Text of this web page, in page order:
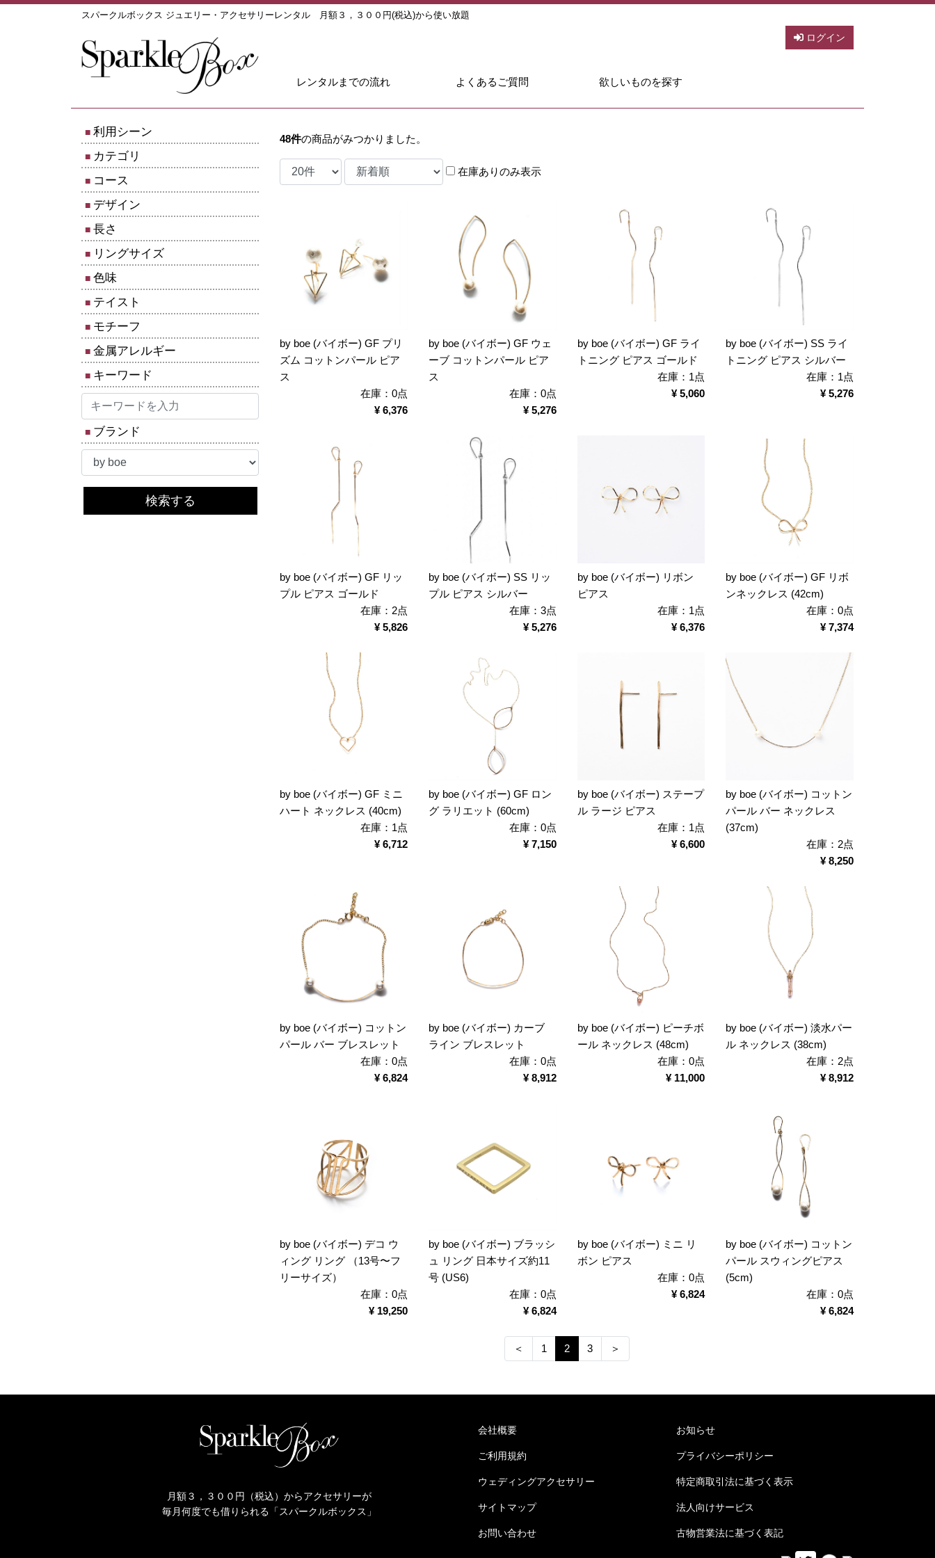
スパークルボックス ジュエリー・アクセサリーレンタル 月額３，３００円(税込)から使い放題
ログイン
レンタルまでの流れ よくあるご質問 欲しいものを探す
利用シーン
カテゴリ
コース
デザイン
長さ
リングサイズ
色味
テイスト
モチーフ
金属アレルギー
キーワード
ブランド
検索する
48件の商品がみつかりました。
在庫ありのみ表示
by boe (バイボー) GF プリ
ズム コットンパール ピア
ス
在庫：0点
¥ 6,376
by boe (バイボー) GF ウェ
ーブ コットンパール ピア
ス
在庫：0点
¥ 5,276
by boe (バイボー) GF ライ
トニング ピアス ゴールド
在庫：1点
¥ 5,060
by boe (バイボー) SS ライ
トニング ピアス シルバー
在庫：1点
¥ 5,276
by boe (バイボー) GF リッ
プル ピアス ゴールド
在庫：2点
¥ 5,826
by boe (バイボー) SS リッ
プル ピアス シルバー
在庫：3点
¥ 5,276
by boe (バイボー) リボン
ピアス
在庫：1点
¥ 6,376
by boe (バイボー) GF リボ
ンネックレス (42cm)
在庫：0点
¥ 7,374
by boe (バイボー) GF ミニ
ハート ネックレス (40cm)
在庫：1点
¥ 6,712
by boe (バイボー) GF ロン
グ ラリエット (60cm)
在庫：0点
¥ 7,150
by boe (バイボー) ステープ
ル ラージ ピアス
在庫：1点
¥ 6,600
by boe (バイボー) コットン
パール バー ネックレス
(37cm)
在庫：2点
¥ 8,250
by boe (バイボー) コットン
パール バー ブレスレット
在庫：0点
¥ 6,824
by boe (バイボー) カーブ
ライン ブレスレット
在庫：0点
¥ 8,912
by boe (バイボー) ピーチボ
ール ネックレス (48cm)
在庫：0点
¥ 11,000
by boe (バイボー) 淡水パー
ル ネックレス (38cm)
在庫：2点
¥ 8,912
by boe (バイボー) デコ ウ
ィング リング （13号〜フ
リーサイズ）
在庫：0点
¥ 19,250
by boe (バイボー) ブラッシ
ュ リング 日本サイズ約11
号 (US6)
在庫：0点
¥ 6,824
by boe (バイボー) ミニ リ
ボン ピアス
在庫：0点
¥ 6,824
by boe (バイボー) コットン
パール スウィングピアス
(5cm)
在庫：0点
¥ 6,824
＜ 1 2 3 ＞
月額３，３００円（税込）からアクセサリーが
毎月何度でも借りられる「スパークルボックス」
会社概要 お知らせ
ご利用規約 プライバシーポリシー
ウェディングアクセサリー 特定商取引法に基づく表示
サイトマップ 法人向けサービス
お問い合わせ 古物営業法に基づく表記